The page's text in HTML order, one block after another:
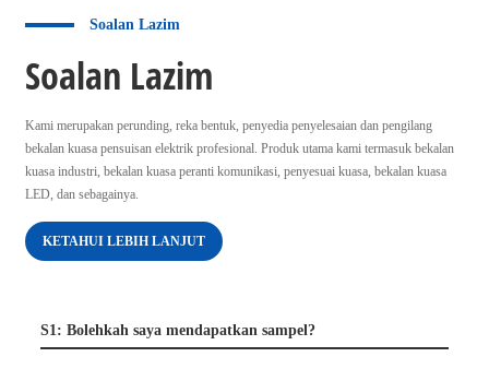
Soalan Lazim
Soalan Lazim
Kami merupakan perunding, reka bentuk, penyedia penyelesaian dan pengilang
bekalan kuasa pensuisan elektrik profesional. Produk utama kami termasuk bekalan
kuasa industri, bekalan kuasa peranti komunikasi, penyesuai kuasa, bekalan kuasa
LED, dan sebagainya.
KETAHUI LEBIH LANJUT
S1: Bolehkah saya mendapatkan sampel?